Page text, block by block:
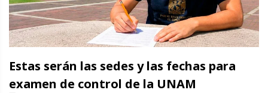
Estas serán las sedes y las fechas para
examen de control de la UNAM